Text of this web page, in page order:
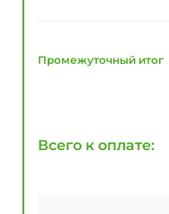
Промежуточный итог
Всего к оплате: